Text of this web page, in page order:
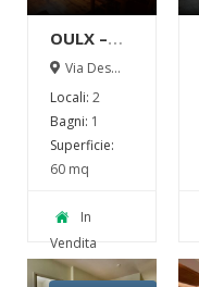
OULX –
BILOCALE
A NUOVO
IN PIENO
CENTRO!
Via Des
Locali: 2
Bagni: 1
Superficie:
60 mq
In
Vendita